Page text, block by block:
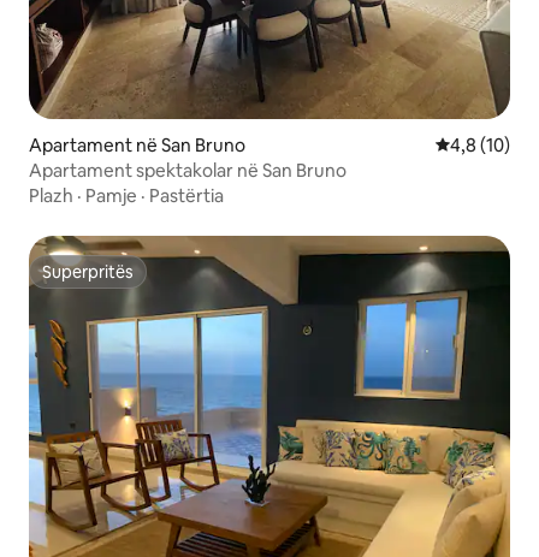
Apartament në San Bruno Vlerësimi
4,8 (10)
Apartament spektakolar në San Bruno
Plazh · Pamje · Pastërtia
Superpritës
Superpritës